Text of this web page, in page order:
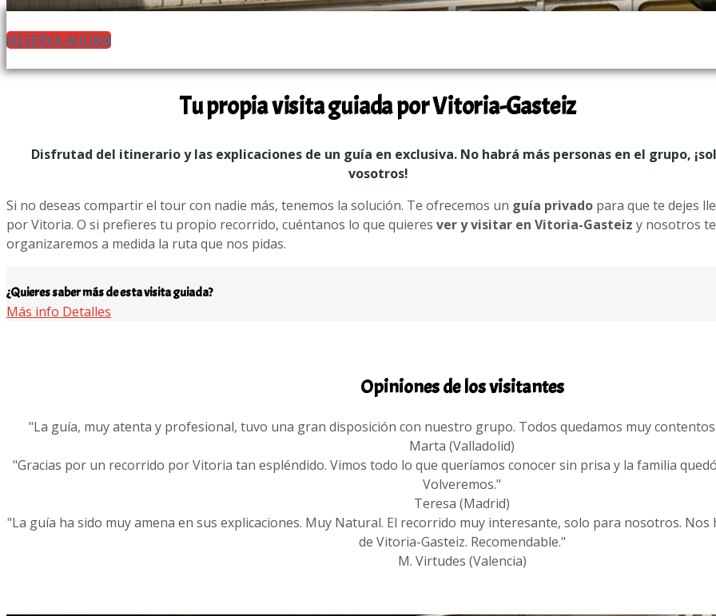
¡RESERVA AHORA!
Tu propia visita guiada por Vitoria-Gasteiz
Disfrutad del itinerario y las explicaciones de un guía en exclusiva. No habrá más personas en el grupo,
vosotros!
Si no deseas compartir el tour con nadie más, tenemos la solución. Te ofrecemos un guía privado para que te dejes
por Vitoria. O si prefieres tu propio recorrido, cuéntanos lo que quieres ver y visitar en Vitoria-Gasteiz y nosotros te
organizaremos a medida la ruta que nos pidas.
¿Quieres saber más de esta visita guiada?
Más info Detalles
Opiniones de los visitantes
"La guía, muy atenta y profesional, tuvo una gran disposición con nuestro grupo. Todos quedamos muy
Marta (Valladolid)
"Gracias por un recorrido por Vitoria tan espléndido. Vimos todo lo que queríamos conocer sin prisa y la familia
Volveremos."
Teresa (Madrid)
"La guía ha sido muy amena en sus explicaciones. Muy Natural. El recorrido muy interesante, solo para nosotros.
de Vitoria-Gasteiz. Recomendable."
M. Virtudes (Valencia)